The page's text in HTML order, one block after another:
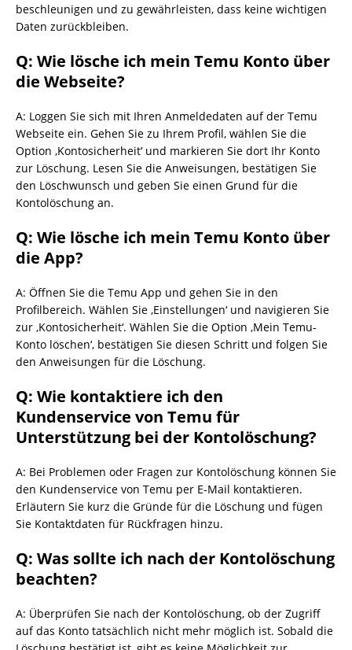
beschleunigen und zu gewährleisten, dass keine wichtigen
Daten zurückbleiben.
Q: Wie lösche ich mein Temu Konto über
die Webseite?
A: Loggen Sie sich mit Ihren Anmeldedaten auf der Temu
Webseite ein. Gehen Sie zu Ihrem Profil, wählen Sie die
Option ‚Kontosicherheit‘ und markieren Sie dort Ihr Konto
zur Löschung. Lesen Sie die Anweisungen, bestätigen Sie
den Löschwunsch und geben Sie einen Grund für die
Kontolöschung an.
Q: Wie lösche ich mein Temu Konto über
die App?
A: Öffnen Sie die Temu App und gehen Sie in den
Profilbereich. Wählen Sie ‚Einstellungen‘ und navigieren Sie
zur ‚Kontosicherheit‘. Wählen Sie die Option ‚Mein Temu-
Konto löschen‘, bestätigen Sie diesen Schritt und folgen Sie
den Anweisungen für die Löschung.
Q: Wie kontaktiere ich den
Kundenservice von Temu für
Unterstützung bei der Kontolöschung?
A: Bei Problemen oder Fragen zur Kontolöschung können Sie
den Kundenservice von Temu per E-Mail kontaktieren.
Erläutern Sie kurz die Gründe für die Löschung und fügen
Sie Kontaktdaten für Rückfragen hinzu.
Q: Was sollte ich nach der Kontolöschung
beachten?
A: Überprüfen Sie nach der Kontolöschung, ob der Zugriff
auf das Konto tatsächlich nicht mehr möglich ist. Sobald die